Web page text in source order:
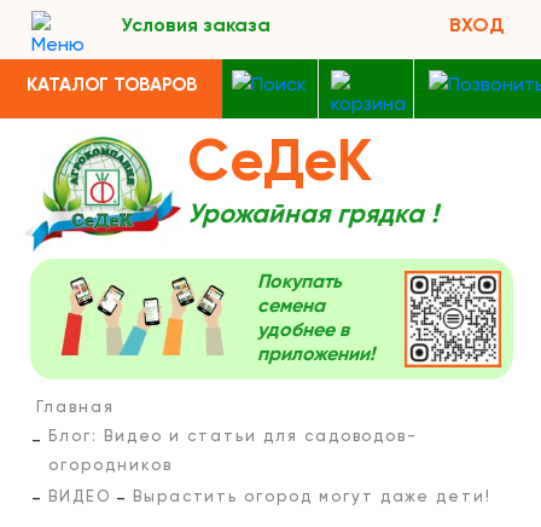
Условия заказа ВХОД
КАТАЛОГ ТОВАРОВ
СеДеК
Урожайная грядка !
Покупать
семена
удобнее в
приложении!
Главная
Блог: Видео и статьи для садоводов-
огородников
ВИДЕО
Вырастить огород могут даже дети!